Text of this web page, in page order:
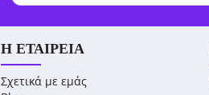
Η ΕΤΑΙΡΕΊΑ
Σχετικά με εμάς